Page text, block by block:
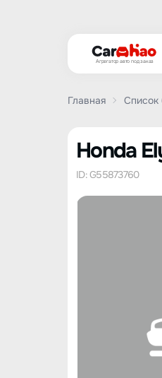
Агрегатор авто под заказ
Главная Список
Honda
ID: G55873760